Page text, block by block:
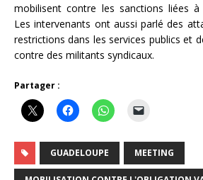
mobilisent contre les sanctions liées à
Les intervenants ont aussi parlé des
restrictions dans les services publics et
contre des militants syndicaux.
Partager :
GUADELOUPE MEETING